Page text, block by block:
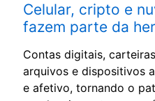
Celular, cripto e
fazem parte da
Contas digitais,
arquivos e dispositivos
e afetivo, tornando o